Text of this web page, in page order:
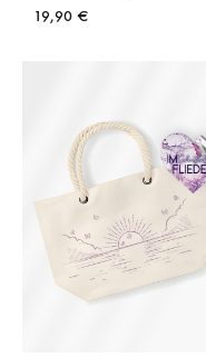
19,90 €